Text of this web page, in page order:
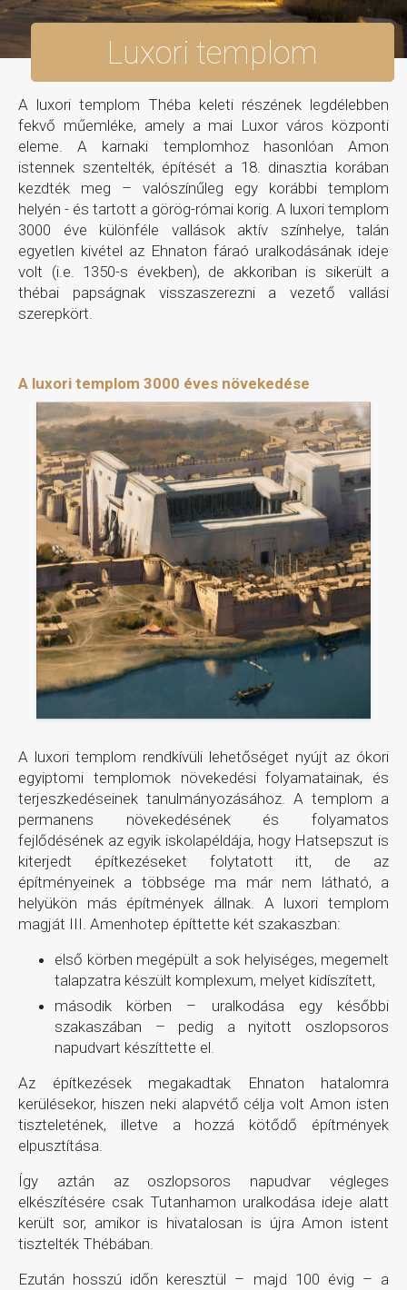
Luxori templom
A luxori templom Théba keleti részének legdélebben
fekvő műemléke, amely a mai Luxor város központi
eleme. A karnaki templomhoz hasonlóan Amon
istennek szentelték, építését a 18. dinasztia korában
kezdték meg – valószínűleg egy korábbi templom
helyén - és tartott a görög-római korig. A luxori templom
3000 éve különféle vallások aktív színhelye, talán
egyetlen kivétel az Ehnaton fáraó uralkodásának ideje
volt (i.e. 1350-s években), de akkoriban is sikerült a
thébai papságnak visszaszerezni a vezető vallási
szerepkört.
A luxori templom 3000 éves növekedése
A luxori templom rendkívüli lehetőséget nyújt az ókori
egyiptomi templomok növekedési folyamatainak, és
terjeszkedéseinek tanulmányozásához. A templom a
permanens növekedésének és folyamatos
fejlődésének az egyik iskolapéldája, hogy Hatsepszut is
kiterjedt építkezéseket folytatott itt, de az
építményeinek a többsége ma már nem látható, a
helyükön más építmények állnak. A luxori templom
magját III. Amenhotep építtette két szakaszban:
első körben megépült a sok helyiséges, megemelt
talapzatra készült komplexum, melyet kidíszített,
második körben – uralkodása egy későbbi
szakaszában – pedig a nyitott oszlopsoros
napudvart készíttette el.
Az építkezések megakadtak Ehnaton hatalomra
kerülésekor, hiszen neki alapvétő célja volt Amon isten
tiszteletének, illetve a hozzá kötődő építmények
elpusztítása.
Így aztán az oszlopsoros napudvar végleges
elkészítésére csak Tutanhamon uralkodása ideje alatt
került sor, amikor is hivatalosan is újra Amon istent
tisztelték Thébában.
Ezután hosszú időn keresztül – majd 100 évig – a